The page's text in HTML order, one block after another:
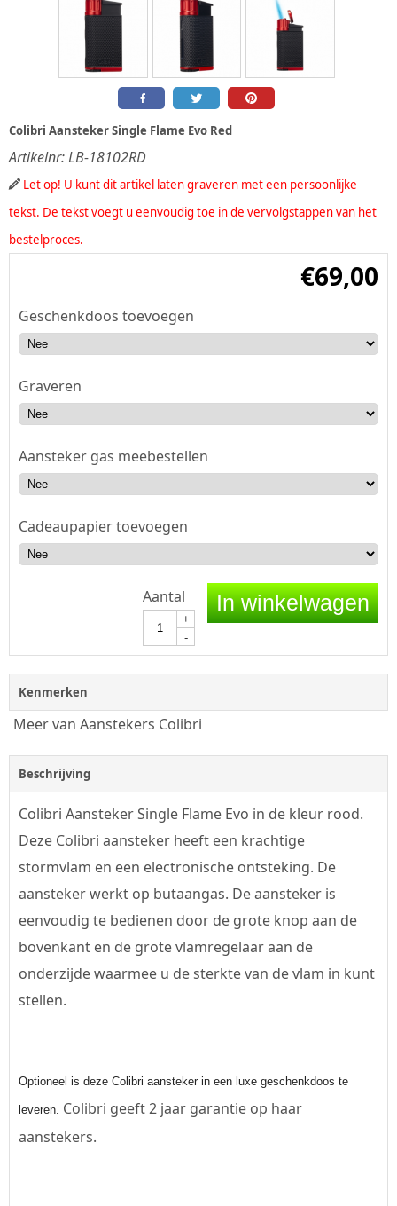
Colibri Aansteker Single Flame Evo Red
Artikelnr:LB-18102RD
Let op! U kunt dit artikel laten graveren met een persoonlijke
tekst. De tekst voegt u eenvoudig toe in de vervolgstappen van het
bestelproces.
€69,00
Geschenkdoos toevoegen
Graveren
Aansteker gas meebestellen
Cadeaupapier toevoegen
Aantal
+
-
In winkelwagen
Kenmerken
Meer van Aanstekers Colibri
Beschrijving
Colibri Aansteker Single Flame Evo in de kleur rood.
Deze Colibri aansteker heeft een krachtige
stormvlam en een electronische ontsteking. De
aansteker werkt op butaangas. De aansteker is
eenvoudig te bedienen door de grote knop aan de
bovenkant en de grote vlamregelaar aan de
onderzijde waarmee u de sterkte van de vlam in kunt
stellen.
Optioneel is deze Colibri aansteker in een luxe geschenkdoos te
leveren. Colibri geeft 2 jaar garantie op haar
aanstekers.